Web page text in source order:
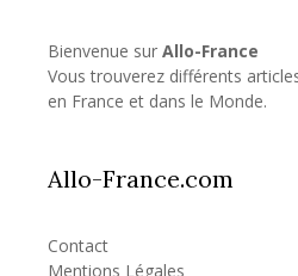
Bienvenue sur Allo-France
Vous trouverez différents
en France et dans le Monde.
Allo-France.com
Contact
Mentions Légales